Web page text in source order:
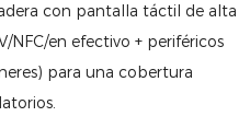
con pantalla táctil de alta
NFC/en efectivo + periféricos
para una cobertura